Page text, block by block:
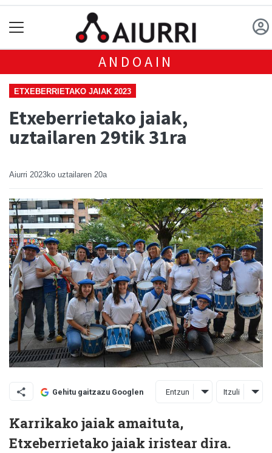
ANDOAIN
ETXEBERRIETAKO JAIAK 2023
Etxeberrietako jaiak,
uztailaren 29tik 31ra
Aiurri 2023ko uztailaren 20a
Gehitu gaitzazu Googlen Entzun Itzuli
Karrikako jaiak amaituta,
Etxeberrietako jaiak iristear dira.